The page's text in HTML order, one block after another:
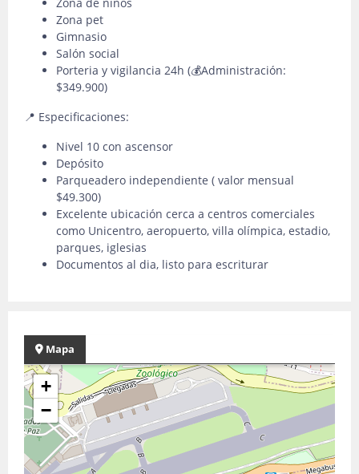
Zona pet
Gimnasio
Salón social
Porteria y vigilancia 24h (💰Administración:
$349.900)
📍 Especificaciones:
Nivel 10 con ascensor
Depósito
Parqueadero independiente ( valor mensual
$49.300)
Excelente ubicación cerca a centros comerciales
como Unicentro, aeropuerto, villa olímpica, estadio,
parques, iglesias
Documentos al dia, listo para escriturar
Mapa
+
−